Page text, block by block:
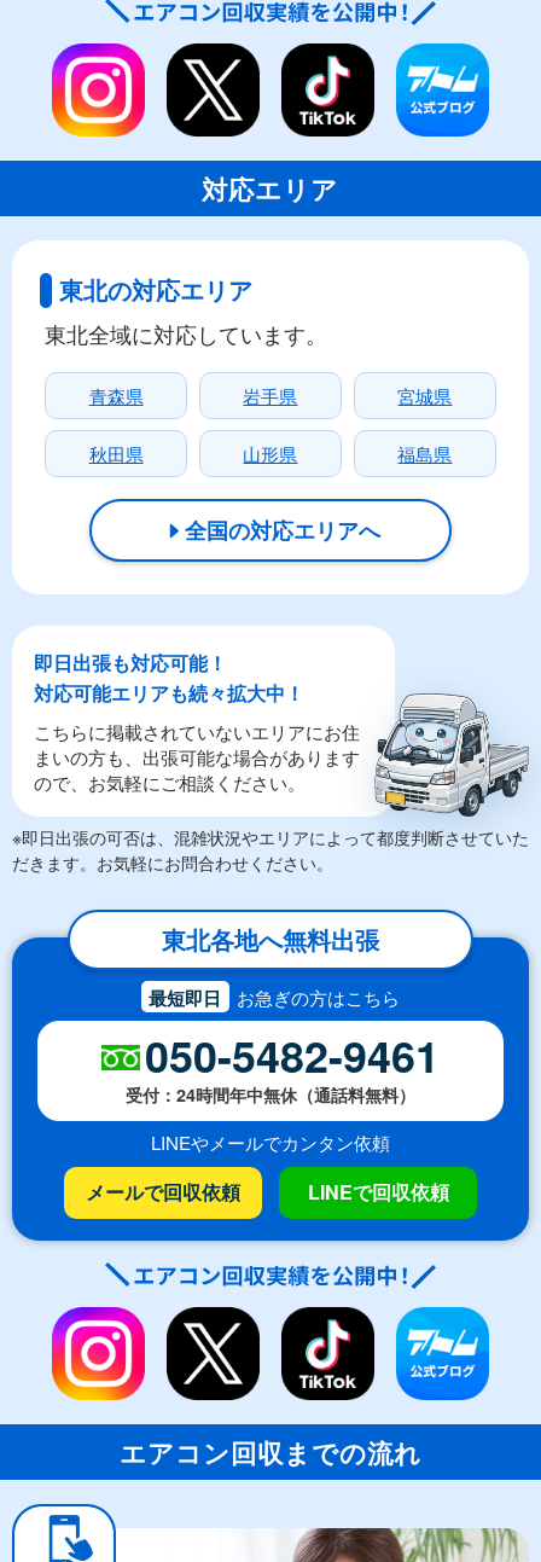
対応エリア
東北の対応エリア
東北全域に対応しています。
青森県 岩手県 宮城県
秋田県 山形県 福島県
全国の対応エリアへ
即日出張も対応可能！
対応可能エリアも続々拡大中！
こちらに掲載されていないエリアにお住
まいの方も、出張可能な場合があります
ので、お気軽にご相談ください。
※即日出張の可否は、混雑状況やエリアによって都度判断させていた
だきます。お気軽にお問合わせください。
東北各地へ無料出張
最短即日 お急ぎの方はこちら
050-5482-9461
受付：24時間年中無休（通話料無料）
LINEやメールでカンタン依頼
メールで回収依頼 LINEで回収依頼
エアコン回収までの流れ